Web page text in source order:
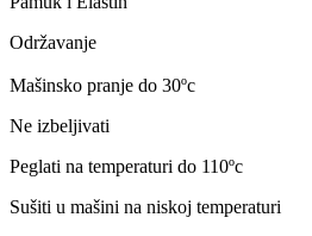
Održavanje
Mašinsko pranje do 30ºc
Ne izbeljivati
Peglati na temperaturi do 110ºc
Sušiti u mašini na niskoj temperaturi